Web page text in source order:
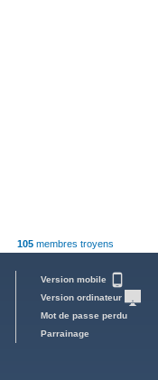
105membres troyens
Version mobile
Version ordinateur
Mot de passe perdu
Parrainage